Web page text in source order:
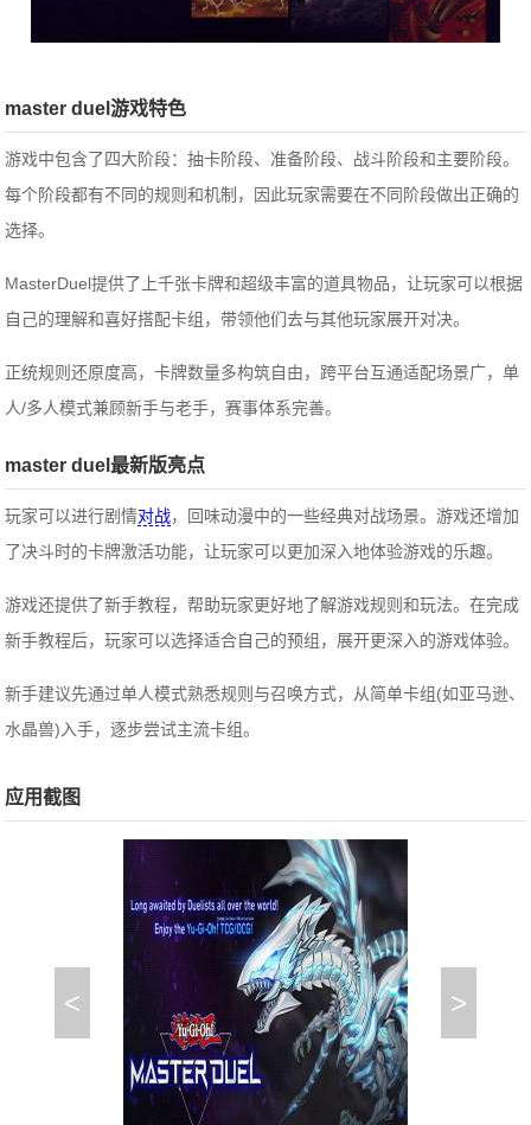
master duel游戏特色
游戏中包含了四大阶段：抽卡阶段、准备阶段、战斗阶段和主要阶段。
每个阶段都有不同的规则和机制，因此玩家需要在不同阶段做出正确的
选择。
MasterDuel提供了上千张卡牌和超级丰富的道具物品，让玩家可以根据
自己的理解和喜好搭配卡组，带领他们去与其他玩家展开对决。
正统规则还原度高，卡牌数量多构筑自由，跨平台互通适配场景广，单
人/多人模式兼顾新手与老手，赛事体系完善。
master duel最新版亮点
玩家可以进行剧情对战，回味动漫中的一些经典对战场景。游戏还增加
了决斗时的卡牌激活功能，让玩家可以更加深入地体验游戏的乐趣。
游戏还提供了新手教程，帮助玩家更好地了解游戏规则和玩法。在完成
新手教程后，玩家可以选择适合自己的预组，展开更深入的游戏体验。
新手建议先通过单人模式熟悉规则与召唤方式，从简单卡组(如亚马逊、
水晶兽)入手，逐步尝试主流卡组。
应用截图
< >